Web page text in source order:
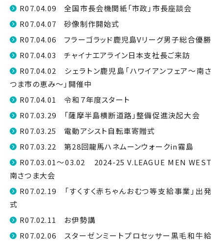
R07.04.09 全国市長会機関紙「市政」市長座談会
R07.04.07 砂像制作開始式
R07.04.06 フラーゴラッド鹿児島Vリーグ男子総合優勝
R07.04.03 チャイナエアライン日本支社長ご来訪
R07.04.02 シェラトン鹿児島「ハワイアンフェア〜南さ
つま市の恵み〜」開催中
R07.04.01 令和７年度スタート
R07.03.29 「薩摩半島横断道路」整備促進決起大会
R07.03.25 電動アシスト自転車寄贈式
R07.03.22 第28回龍馬ハネムーンウォークin霧島
R07.03.01～03.02 2024-25 V.LEAGUE MEN WEST
南さつま大会
R07.02.19 「すくすく赤ちゃんおむつ等支給事業」出発
式
R07.02.11 お伊勢講
R07.02.06 スターゼンミートプロセッサー黒毛和牛給